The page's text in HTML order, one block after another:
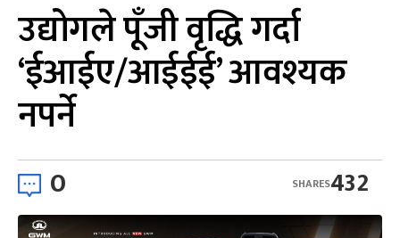
उद्योगले पूँजी वृद्धि गर्दा
‘ईआईए/आईईई’ आवश्यक
नपर्ने
0 432
SHARES